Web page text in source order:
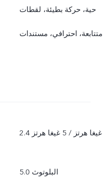
حية، حركة بطيئة، لقطات
متتابعة، احترافي، مستندات
2.4 غيغا هرتز / 5 غيغا هرتز
البلوتوث 5.0